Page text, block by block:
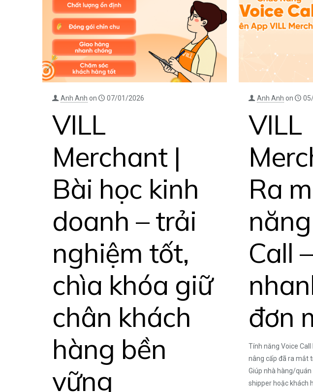
Anh Anh on 07/01/2026
VILL
Merchant |
Bài học kinh
doanh – trải
nghiệm tốt,
chìa khóa giữ
chân khách
hàng bền
vững
Anh Anh on
VILL
Ra
Call
đơn
Tính năng Voice
nâng cấp đã ra mắt
Giúp nhà hàng/
shipper hoặc khách